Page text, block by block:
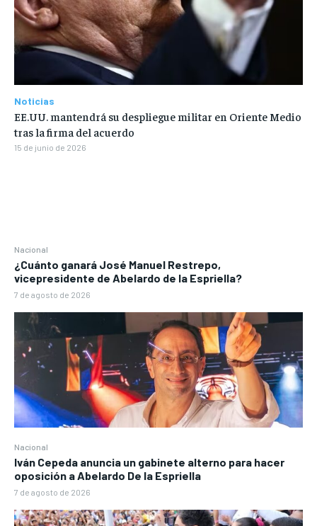
Nacional
¿Cuánto ganará José Manuel Restrepo,
vicepresidente de Abelardo de la Espriella?
7 de agosto de 2026
Nacional
Iván Cepeda anuncia un gabinete alterno para hacer
oposición a Abelardo De la Espriella
7 de agosto de 2026
Noticias
EE.UU. mantendrá su despliegue militar en Oriente Medio
tras la firma del acuerdo
15 de junio de 2026